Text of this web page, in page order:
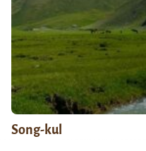
Song-kul